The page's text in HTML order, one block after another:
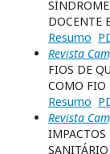
DOCENTE
Resumo
Revista
FIOS DE
COMO FIO
Resumo
Revista
IMPACTOS